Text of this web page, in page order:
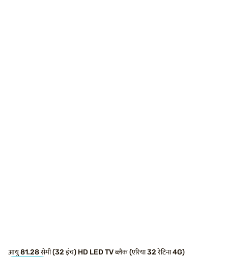
आयु 81.28 सेमी (32 इंच) HD LED TV ब्लैक (एरिया 32 रेटिना 4G)